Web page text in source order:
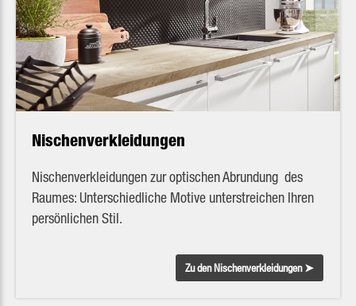
Nischenverkleidungen
Nischenverkleidungen zur optischen Abrundung des
Raumes: Unterschiedliche Motive unterstreichen Ihren
persönlichen Stil.
Zu den Nischenverkleidungen ➤